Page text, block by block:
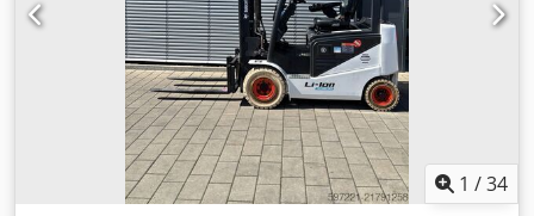
Yanmar. * Tuberías para herramientas adicionales. *
Sistema de cambio rápido. * Faros adicionales. * Estado de
conservación excelente. Dcsdjzr Avvepfx Alysk ----Somos un
taller especializado en vehículos y maquinaria de
construcción. Ofrecemos una cotización sin compromiso,
financiación, aceptación de vehículos usados como parte
del pago y la posibilidad de alquilar con opción a compra
de vehículos de todo tipo.----
1 /34